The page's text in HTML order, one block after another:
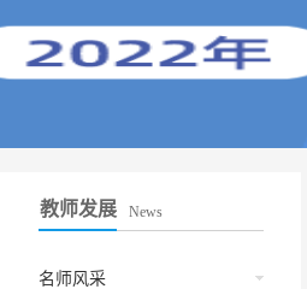
教师发展 News
名师风采